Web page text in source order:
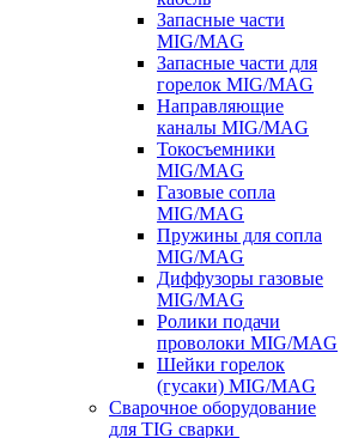
Запасные части
MIG/MAG
Запасные части для
горелок MIG/MAG
Направляющие
каналы MIG/MAG
Токосъемники
MIG/MAG
Газовые сопла
MIG/MAG
Пружины для сопла
MIG/MAG
Диффузоры газовые
MIG/MAG
Ролики подачи
проволоки MIG/MAG
Шейки горелок
(гусаки) MIG/MAG
Сварочное оборудование
для TIG сварки